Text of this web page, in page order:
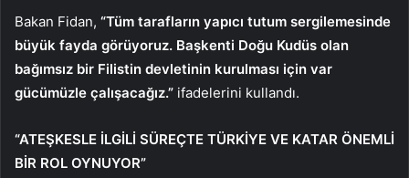
Bakan Fidan, “Tüm tarafların yapıcı tutum sergilemesinde
büyük fayda görüyoruz. Başkenti Doğu Kudüs olan
bağımsız bir Filistin devletinin kurulması için var
gücümüzle çalışacağız.” ifadelerini kullandı.
“ATEŞKESLE İLGİLİ SÜREÇTE TÜRKİYE VE KATAR ÖNEMLİ
BİR ROL OYNUYOR”